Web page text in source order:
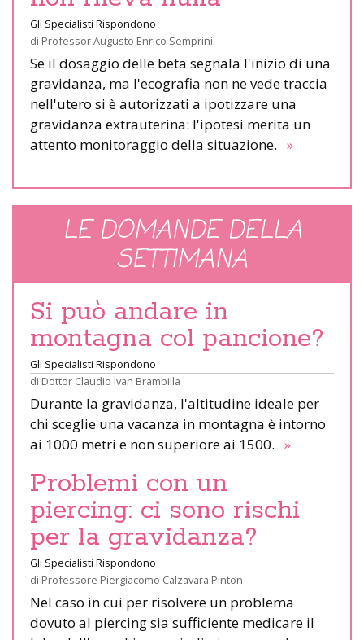
Gli Specialisti Rispondono
di Professor Augusto Enrico Semprini
Se il dosaggio delle beta segnala l'inizio di una
gravidanza, ma l'ecografia non ne vede traccia
nell'utero si è autorizzati a ipotizzare una
gravidanza extrauterina: l'ipotesi merita un
attento monitoraggio della situazione. »
LE DOMANDE DELLA
SETTIMANA
Si può andare in
montagna col pancione?
Gli Specialisti Rispondono
di Dottor Claudio Ivan Brambilla
Durante la gravidanza, l'altitudine ideale per
chi sceglie una vacanza in montagna è intorno
ai 1000 metri e non superiore ai 1500. »
Problemi con un
piercing: ci sono rischi
per la gravidanza?
Gli Specialisti Rispondono
di Professore Piergiacomo Calzavara Pinton
Nel caso in cui per risolvere un problema
dovuto al piercing sia sufficiente medicare il